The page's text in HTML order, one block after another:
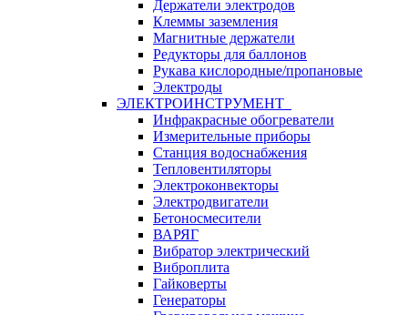
Держатели электродов
Клеммы заземления
Магнитные держатели
Редукторы для баллонов
Рукава кислородные/пропановые
Электроды
ЭЛЕКТРОИНСТРУМЕНТ
Инфракрасные обогреватели
Измерительные приборы
Станция водоснабжения
Тепловентиляторы
Электроконвекторы
Электродвигатели
Бетоносмесители
ВАРЯГ
Вибратор электрический
Виброплита
Гайковерты
Генераторы